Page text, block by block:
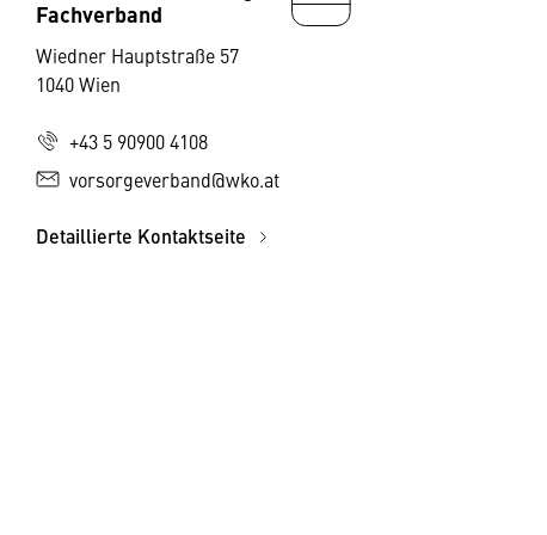
Fachverband
Wiedner Hauptstraße 57
1040 Wien
+43 5 90900 4108
vorsorgeverband@wko.at
Detaillierte Kontaktseite